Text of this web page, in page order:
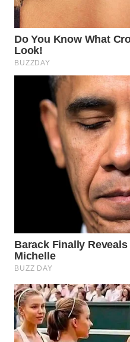
TANGERANG
WN
WN
CIREBON
WN
INDRAMAYU
WN
MAJALENGKA
SUBANG
WN
SUKABUMI